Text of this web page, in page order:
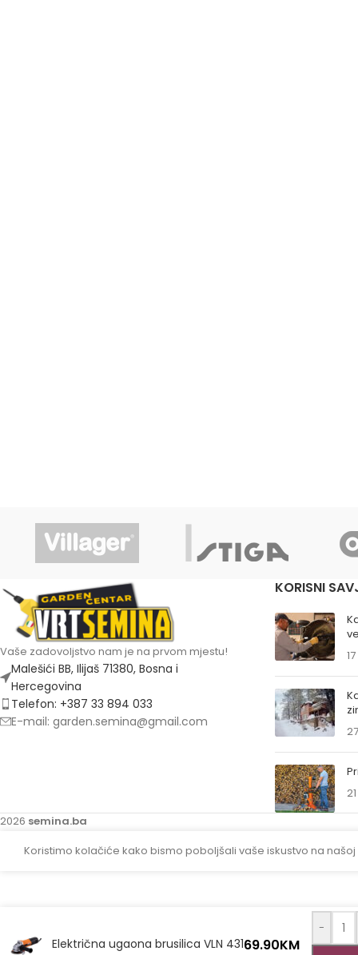
Vaše zadovoljstvo nam je na prvom mjestu!
Malešići BB, Ilijaš 71380, Bosna i
Hercegovina
Telefon: +387 33 894 033
E-mail: garden.semina@gmail.com
KORISNI
2026 semina.ba
Koristimo kolačiće kako bismo poboljšali vaše iskustvo na
Električna ugaona brusilica VLN 43169.90KM
-